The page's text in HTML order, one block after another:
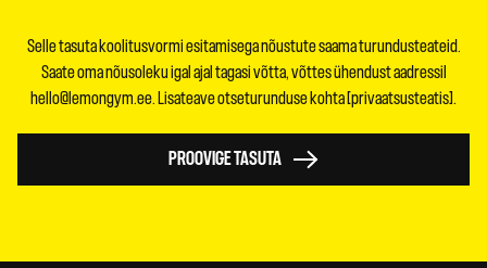
Selle tasuta koolitusvormi esitamisega nõustute saama turundusteateid.
Saate oma nõusoleku igal ajal tagasi võtta, võttes ühendust aadressil
hello@lemongym.ee. Lisateave otseturunduse kohta [privaatsusteatis].
PROOVIGE TASUTA